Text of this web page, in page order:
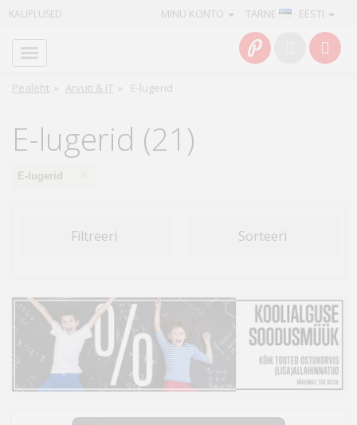
KAUPLUSED TARNE · EESTI
MINU KONTO
Pealeht » Arvuti & IT » E-lugerid
E-lugerid (21)
E-lugerid
Filtreeri Sorteeri
Info
Kaamerad
Elektroonika
Kodu
&